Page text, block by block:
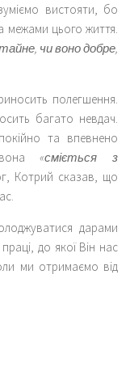
вистояти, бо
межами цього життя.
чи воно добре,
полегшення.
багато невдач.
та впевнено
вона«сміється з
Котрий сказав, що
дарами
до якої Він нас
ми отримаємо від